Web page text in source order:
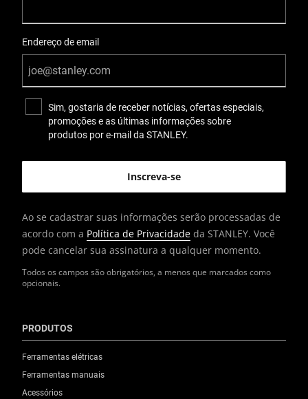
Todos os campos são obrigatórios, a menos que marcados como
opcionais.
Endereço de email
Sim, gostaria de receber notícias, ofertas especiais,
promoções e as últimas informações sobre
produtos por e-mail da STANLEY.
Ao se cadastrar suas informações serão processadas de
acordo com a Política de Privacidade da STANLEY. Você
pode cancelar sua assinatura a qualquer momento.
PRODUTOS
Ferramentas elétricas
Ferramentas manuais
Acessórios